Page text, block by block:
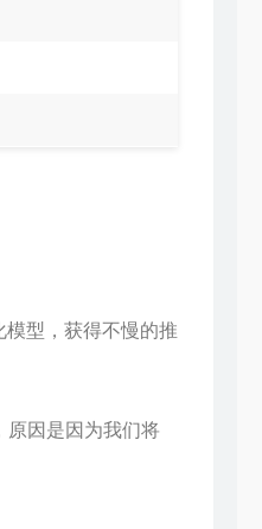
模型，获得不慢的推
原因是因为我们将